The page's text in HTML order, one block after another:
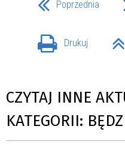
Poprzednia
Drukuj
CZYTAJ INNE
KATEGORII: